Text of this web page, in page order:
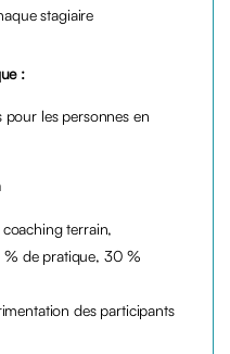
stagiaire
:
pour les personnes en
terrain,
% de pratique, 30 %
des participants